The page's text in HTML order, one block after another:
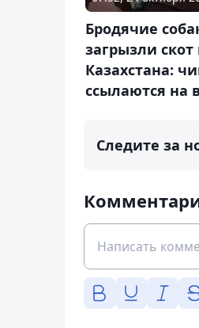
Бродячие
загрызли скот
Казахстана:
ссылаются на
Следите за